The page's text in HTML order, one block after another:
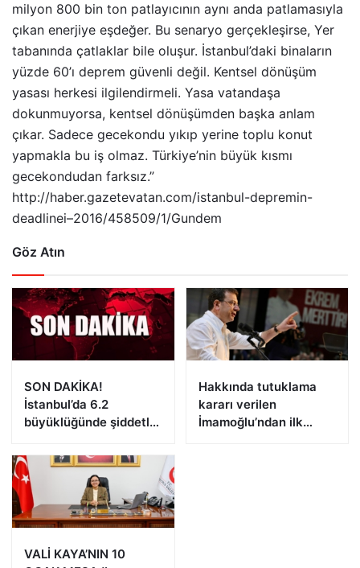
milyon 800 bin ton patlayıcının aynı anda patlamasıyla
çıkan enerjiye eşdeğer. Bu senaryo gerçekleşirse, Yer
tabanında çatlaklar bile oluşur. İstanbul’daki binaların
yüzde 60’ı deprem güvenli değil. Kentsel dönüşüm
yasası herkesi ilgilendirmeli. Yasa vatandaşa
dokunmuyorsa, kentsel dönüşümden başka anlam
çıkar. Sadece gecekondu yıkıp yerine toplu konut
yapmakla bu iş olmaz. Türkiye’nin büyük kısmı
gecekondudan farksız.”
http://haber.gazetevatan.com/istanbul-depremin-
deadlinei–2016/458509/1/Gundem
Göz Atın
SON DAKİKA!
İstanbul’da 6.2
büyüklüğünde şiddetli
Hakkında tutuklama
kararı verilen
İmamoğlu’ndan ilk
VALİ KAYA’NIN 10